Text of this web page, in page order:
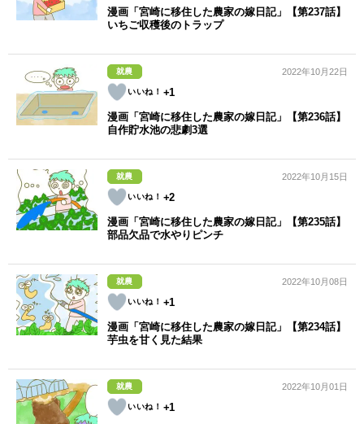
漫画「宮崎に移住した農家の嫁日記」【第237話】
いちご収穫後のトラップ
就農
+1
2022年10月22日
漫画「宮崎に移住した農家の嫁日記」【第236話】
自作貯水池の悲劇3選
就農
+2
2022年10月15日
漫画「宮崎に移住した農家の嫁日記」【第235話】
部品欠品で水やりピンチ
就農
+1
2022年10月08日
漫画「宮崎に移住した農家の嫁日記」【第234話】
芋虫を甘く見た結果
就農
+1
2022年10月01日